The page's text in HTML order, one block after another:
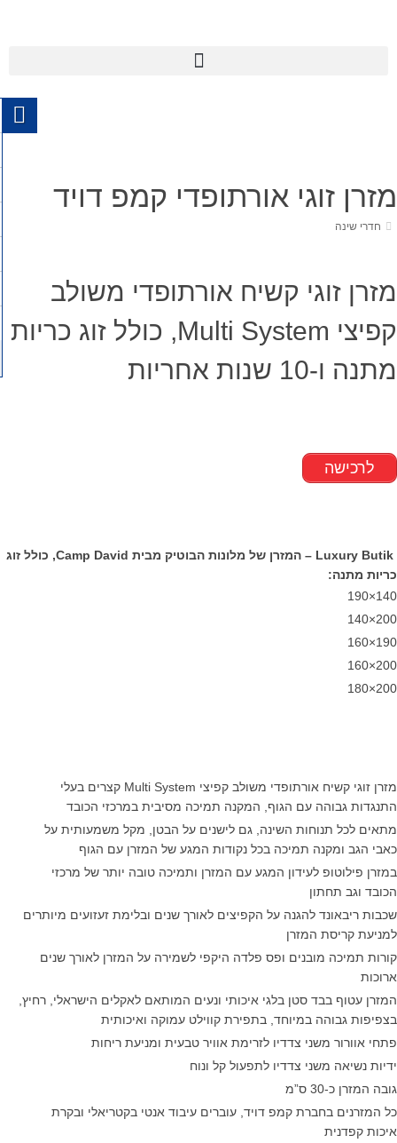
מזרן זוגי אורתופדי קמפ דויד
חדרי שינה
מזרן זוגי קשיח אורתופדי משולב
קפיצי Multi System, כולל זוג כריות
מתנה ו-10 שנות אחריות
לרכישה
Luxury Butik – המזרן של מלונות הבוטיק מבית Camp David, כולל זוג
כריות מתנה:
140×190
200×140
190×160
200×160
200×180
מזרן זוגי קשיח אורתופדי משולב קפיצי Multi System קצרים בעלי
התנגדות גבוהה עם הגוף, המקנה תמיכה מסיבית במרכזי הכובד
מתאים לכל תנוחות השינה, גם לישנים על הבטן, מקל משמעותית על
כאבי הגב ומקנה תמיכה בכל נקודות המגע של המזרן עם הגוף
במזרן פילוטופ לעידון המגע עם המזרן ותמיכה טובה יותר של מרכזי
הכובד וגב תחתון
שכבות ריבאונד להגנה על הקפיצים לאורך שנים ובלימת זעזועים מיותרים
למניעת קריסת המזרן
קורות תמיכה מובנים ופס פלדה היקפי לשמירה על המזרן לאורך שנים
ארוכות
המזרן עטוף בבד סטן בלגי איכותי ונעים המותאם לאקלים הישראלי, רחיץ,
בצפיפות גבוהה במיוחד, בתפירת קווילט עמוקה ואיכותית
פתחי אוורור משני צדדיו לזרימת אוויר טבעית ומניעת ריחות
ידיות נשיאה משני צדדיו לתפעול קל ונוח
גובה המזרן כ-30 ס”מ
כל המזרנים בחברת קמפ דויד, עוברים עיבוד אנטי בקטריאלי ובקרת
איכות קפדנית